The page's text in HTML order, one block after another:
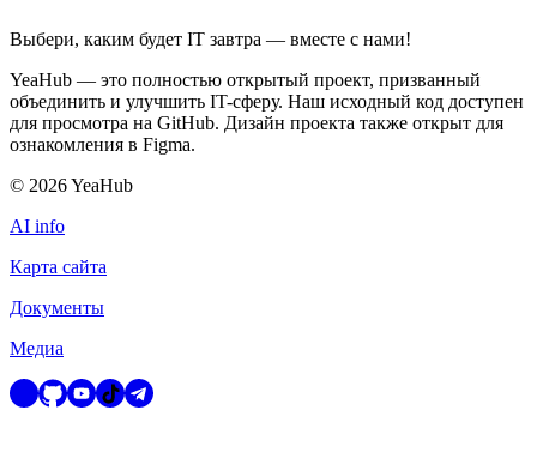
Выбери, каким будет IT завтра — вместе c нами!
YeaHub — это полностью открытый проект, призванный
объединить и улучшить IT-сферу. Наш исходный код доступен
для просмотра на GitHub. Дизайн проекта также открыт для
ознакомления в Figma.
© 2026YeaHub
AI info
Карта сайта
Документы
Медиа